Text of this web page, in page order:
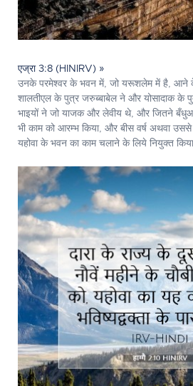
एज्रा 3:8 (HINIRV) »
उनके परमेश्‍वर के भवन में, जो यरूशलेम में है, आने
शालतीएल के पुत्र जरुब्बाबेल ने और योसादाक
भाइयों ने जो याजक और लेवीय थे, और जितने
भी काम को आरम्भ किया, और बीस वर्ष अथवा
यहोवा के भवन का काम चलाने के लिये नियुक्त